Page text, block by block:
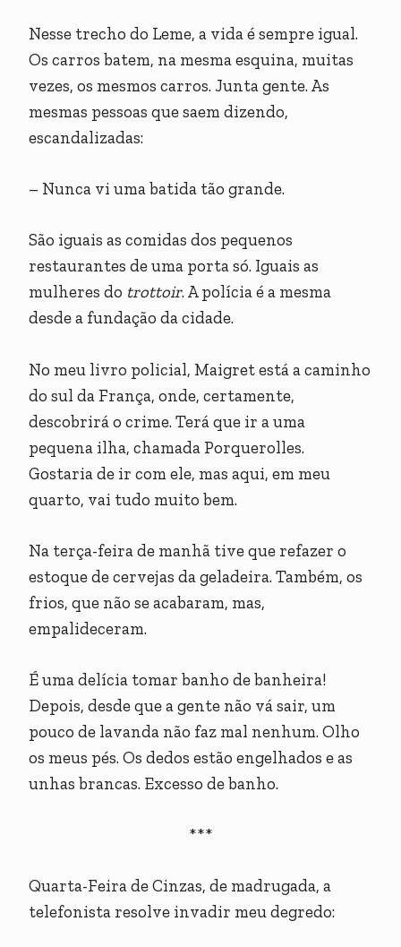
Nesse trecho do Leme, a vida é sempre igual.
Os carros batem, na mesma esquina, muitas
vezes, os mesmos carros. Junta gente. As
mesmas pessoas que saem dizendo,
escandalizadas:
– Nunca vi uma batida tão grande.
São iguais as comidas dos pequenos
restaurantes de uma porta só. Iguais as
mulheres do trottoir. A polícia é a mesma
desde a fundação da cidade.
No meu livro policial, Maigret está a caminho
do sul da França, onde, certamente,
descobrirá o crime. Terá que ir a uma
pequena ilha, chamada Porquerolles.
Gostaria de ir com ele, mas aqui, em meu
quarto, vai tudo muito bem.
Na terça-feira de manhã tive que refazer o
estoque de cervejas da geladeira. Também, os
frios, que não se acabaram, mas,
empalideceram.
É uma delícia tomar banho de banheira!
Depois, desde que a gente não vá sair, um
pouco de lavanda não faz mal nenhum. Olho
os meus pés. Os dedos estão engelhados e as
unhas brancas. Excesso de banho.
***
Quarta-Feira de Cinzas, de madrugada, a
telefonista resolve invadir meu degredo: